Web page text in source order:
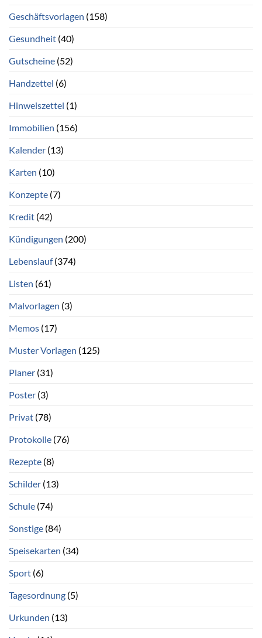
Geschäftsvorlagen (158)
Gesundheit (40)
Gutscheine (52)
Handzettel (6)
Hinweiszettel (1)
Immobilien (156)
Kalender (13)
Karten (10)
Konzepte (7)
Kredit (42)
Kündigungen (200)
Lebenslauf(374)
Listen (61)
Malvorlagen (3)
Memos (17)
Muster Vorlagen (125)
Planer (31)
Poster (3)
Privat (78)
Protokolle (76)
Rezepte (8)
Schilder (13)
Schule (74)
Sonstige (84)
Speisekarten (34)
Sport (6)
Tagesordnung (5)
Urkunden (13)